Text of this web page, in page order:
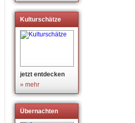
Kulturschätze
jetzt entdecken
» mehr
Übernachten